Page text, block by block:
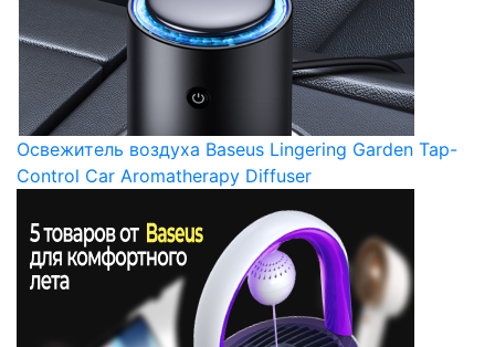
Освежитель воздуха Baseus Lingering Garden Tap-
Control Car Aromatherapy Diffuser